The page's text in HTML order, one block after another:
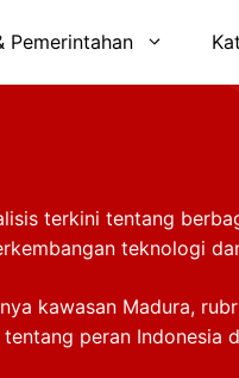
Pemerintahan
terkini tentang
teknologi
kawasan Madura,
peran Indonesia